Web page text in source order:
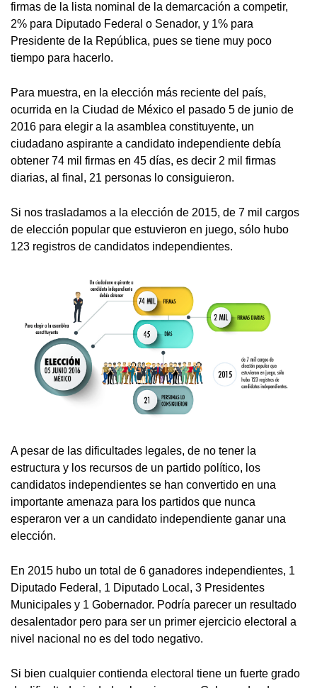
firmas de la lista nominal de la demarcación a competir,
2% para Diputado Federal o Senador, y 1% para
Presidente de la República, pues se tiene muy poco
tiempo para hacerlo.
Para muestra, en la elección más reciente del país,
ocurrida en la Ciudad de México el pasado 5 de junio de
2016 para elegir a la asamblea constituyente, un
ciudadano aspirante a candidato independiente debía
obtener 74 mil firmas en 45 días, es decir 2 mil firmas
diarias, al final, 21 personas lo consiguieron.
Si nos trasladamos a la elección de 2015, de 7 mil cargos
de elección popular que estuvieron en juego, sólo hubo
123 registros de candidatos independientes.
A pesar de las dificultades legales, de no tener la
estructura y los recursos de un partido político, los
candidatos independientes se han convertido en una
importante amenaza para los partidos que nunca
esperaron ver a un candidato independiente ganar una
elección.
En 2015 hubo un total de 6 ganadores independientes, 1
Diputado Federal, 1 Diputado Local, 3 Presidentes
Municipales y 1 Gobernador. Podría parecer un resultado
desalentador pero para ser un primer ejercicio electoral a
nivel nacional no es del todo negativo.
Si bien cualquier contienda electoral tiene un fuerte grado